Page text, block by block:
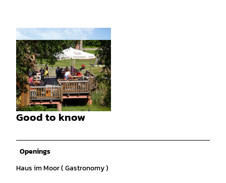
© Torsten Krüger |CC-BY
© Torsten Krüger | CC-BY
Good to know
Openings
Haus im Moor ( Gastronomy )